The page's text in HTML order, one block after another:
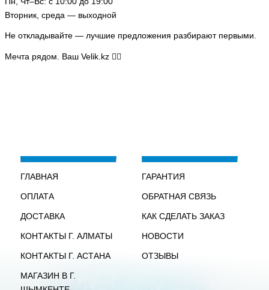
Вторник, среда — выходной
Не откладывайте — лучшие предложения разбирают первыми.
Мечта рядом. Ваш Velik.kz 🚴‍♂️
ГЛАВНАЯ
ОПЛАТА
ДОСТАВКА
КОНТАКТЫ Г. АЛМАТЫ
КОНТАКТЫ Г. АСТАНА
МАГАЗИН В Г.
ГАРАНТИЯ
ОБРАТНАЯ СВЯЗЬ
КАК СДЕЛАТЬ ЗАКАЗ
НОВОСТИ
ОТЗЫВЫ